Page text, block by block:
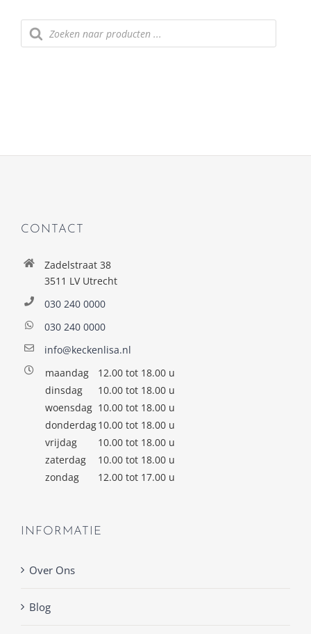
Producten
zoeken
CONTACT
Zadelstraat 38
3511 LV Utrecht
030 240 0000
030 240 0000
info@keckenlisa.nl
maandag
12.00 tot 18.00 u
dinsdag
10.00 tot 18.00 u
woensdag 10.00 tot 18.00 u
donderdag10.00 tot 18.00 u
vrijdag
10.00 tot 18.00 u
zaterdag
10.00 tot 18.00 u
zondag
12.00 tot 17.00 u
INFORMATIE
Over Ons
Blog